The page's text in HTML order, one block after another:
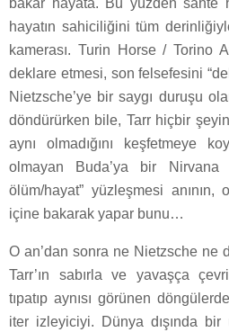
hayatın sahiciliğini tüm
kamerası. Turin Horse / Torino
deklare etmesi, son felsefesini
Nietzsche’ye bir saygı duruşu
döndürürken bile, Tarr hiçbir
aynı olmadığını keşfetmeye
olmayan Buda’ya bir
ölüm/hayat” yüzleşmesi anının,
içine bakarak yapar bunu…
O an’dan sonra ne Nietzsche ne
Tarr’ın sabırla ve yavaşça
tıpatıp aynısı görünen
iter izleyiciyi. Dünya dışında bir